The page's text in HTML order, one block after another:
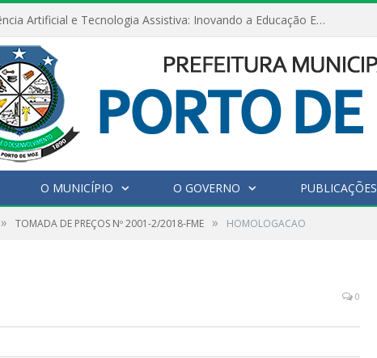
Inteligência Artificial e Tecnologia Assistiva: Inovando a Educação Especial e Inclusiva
O MUNICÍPIO O GOVERNO PUBLICAÇÕES
» TOMADA DE PREÇOS Nº 2001-2/2018-FME » HOMOLOGACAO
0